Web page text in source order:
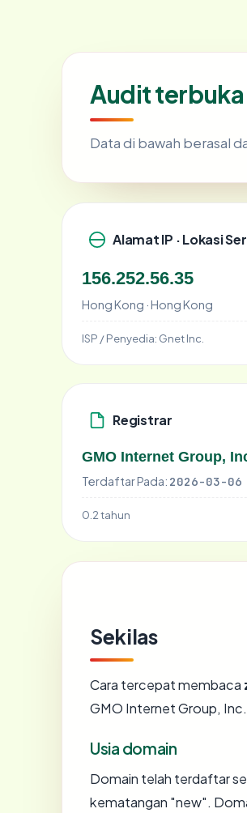
Audit
Data di bawah berasal
Alamat IP · Lokasi
156.252.56.35
Hong Kong · Hong Kong
ISP / Penyedia: Gnet Inc.
Registrar
GMO Internet Group,
Terdaftar Pada: 2026-03-06
0.2 tahun
Sekilas
Cara tercepat membaca
GMO Internet Group,
Usia domain
Domain telah terdaftar
kematangan "new".